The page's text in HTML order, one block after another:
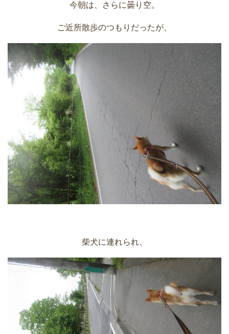
今朝は、さらに曇り空。
ご近所散歩のつもりだったが、
柴犬に連れられ、